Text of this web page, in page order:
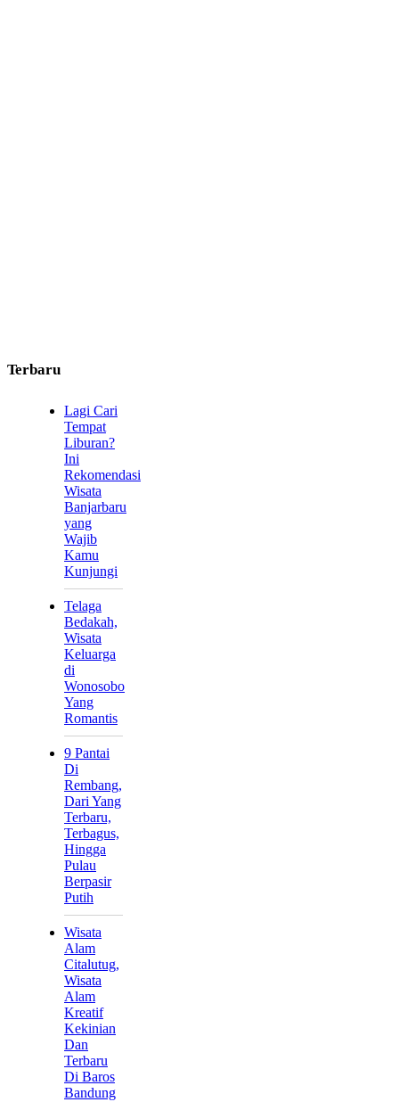
Terbaru
Lagi Cari
Tempat
Liburan?
Ini
Rekomendasi
Wisata
Banjarbaru
yang
Wajib
Kamu
Kunjungi
Telaga
Bedakah,
Wisata
Keluarga
di
Wonosobo
Yang
Romantis
9 Pantai
Di
Rembang,
Dari Yang
Terbaru,
Terbagus,
Hingga
Pulau
Berpasir
Putih
Wisata
Alam
Citalutug,
Wisata
Alam
Kreatif
Kekinian
Dan
Terbaru
Di Baros
Bandung